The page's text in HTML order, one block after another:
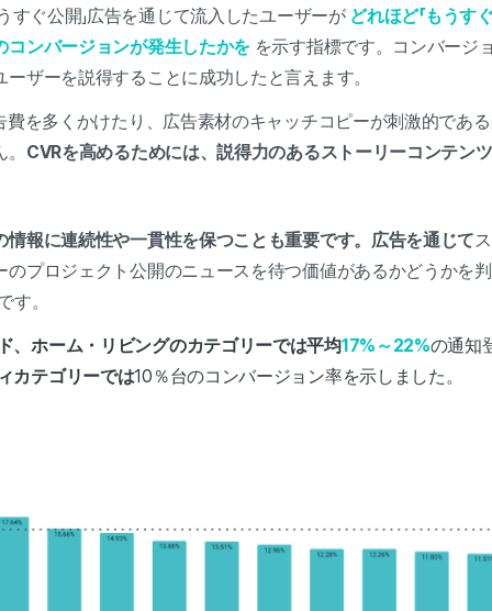
すぐ公開」広告を通じて流入したユーザーが どれほど「もうす
コンバージョンが発生したかを を示す指標です。コンバージ
ザーを説得することに成功したと言えます。
費を多くかけたり、広告素材のキャッチコピーが刺激的であ
CVRを高めるためには、説得力のあるストーリーコンテン
情報に連続性や一貫性を保つことも重要です。広告を通じて
プロジェクト公開のニュースを待つ価値があるかどうかを判
す。
、ホーム・リビングのカテゴリーでは平均17%～22%の通知
カテゴリーでは10％台のコンバージョン率を示しました。